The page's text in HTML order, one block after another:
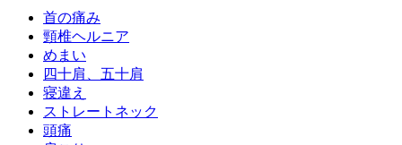
首の痛み
頸椎ヘルニア
めまい
四十肩、五十肩
寝違え
ストレートネック
頭痛